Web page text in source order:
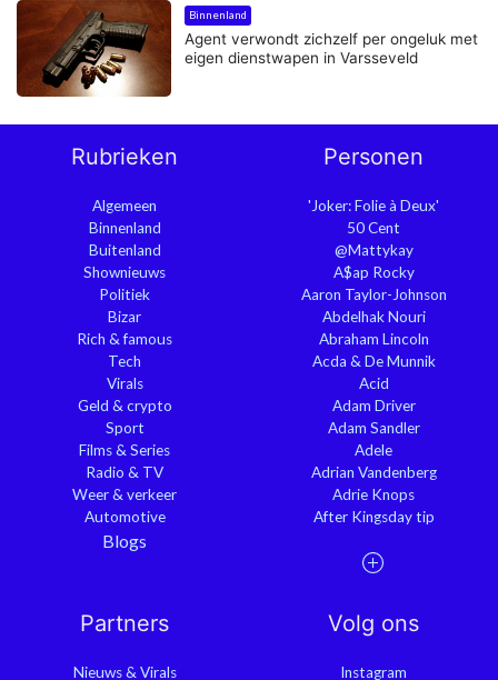
Binnenland
Agent verwondt zichzelf per ongeluk met
eigen dienstwapen in Varsseveld
Rubrieken
Algemeen
Binnenland
Buitenland
Shownieuws
Politiek
Bizar
Rich & famous
Tech
Virals
Geld & crypto
Sport
Films & Series
Radio & TV
Weer & verkeer
Automotive
Blogs
Personen
'Joker: Folie à Deux'
50 Cent
@Mattykay
A$ap Rocky
Aaron Taylor-Johnson
Abdelhak Nouri
Abraham Lincoln
Acda & De Munnik
Acid
Adam Driver
Adam Sandler
Adele
Adrian Vandenberg
Adrie Knops
After Kingsday tip
Partners
Nieuws & Virals
Volg ons
Instagram